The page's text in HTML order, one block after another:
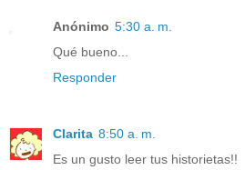
Anónimo 5:30 a. m.
Qué bueno...
Responder
Clarita 8:50 a. m.
Es un gusto leer tus historietas!!